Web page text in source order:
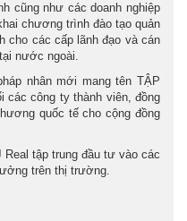
cũng như các doanh nghiệp
chương trình đào tạo quản
cho các cấp lãnh đạo và cán
nước ngoài.
nhân mới mang tên TẬP
các công ty thành viên, đồng
quốc tế cho cộng đồng
Real tập trung đầu tư vào các
trên thị trường.